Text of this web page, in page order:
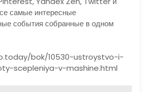
самые интересные
события собранные в одном
bok/10530-ustroystvo-i-
scepleniya-v-mashine.html